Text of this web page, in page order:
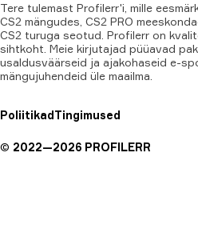
Tere tulemast Profilerr'i, mille
CS2 mängudes, CS2 PRO
CS2 turuga seotud. Profilerr on
sihtkoht. Meie kirjutajad püüavad
usaldusväärseid ja ajakohaseid e-
mängujuhendeid üle maailma.
PoliitikadTingimused
© 2022—2026 PROFILERR